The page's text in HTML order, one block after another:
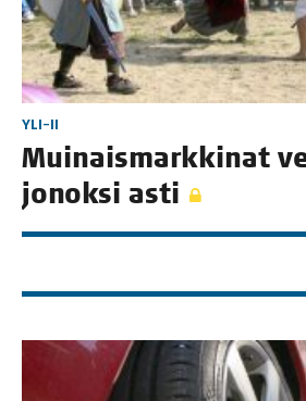
YLI-II
Mui­nais­mark­ki­nat
jonok­si asti